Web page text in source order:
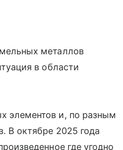
металлов
в области
элементов и, по разным
В октябре 2025 года
где угодно